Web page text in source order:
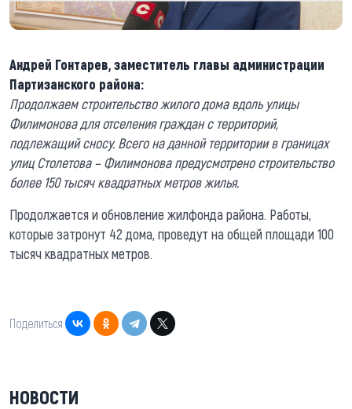
Андрей Гонтарев, заместитель главы администрации
Партизанского района:
Продолжаем строительство жилого дома вдоль улицы
Филимонова для отселения граждан с территорий,
подлежащий сносу. Всего на данной территории в границах
улиц Столетова – Филимонова предусмотрено строительство
более 150 тысяч квадратных метров жилья.
Продолжается и обновление жилфонда района. Работы,
которые затронут 42 дома, проведут на общей площади 100
тысяч квадратных метров.
Поделиться:
НОВОСТИ